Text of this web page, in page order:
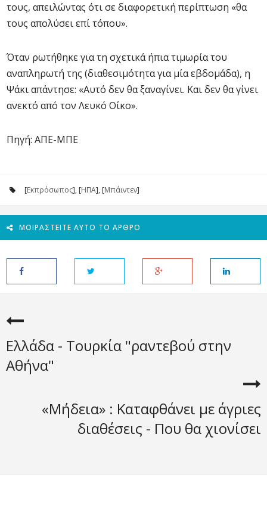
τους, απειλώντας ότι σε διαφορετική περίπτωση «θα
τους απολύσει επί τόπου».
Όταν ρωτήθηκε για τη σχετικά ήπια τιμωρία του
αναπληρωτή της (διαθεσιμότητα για μία εβδομάδα), η
Ψάκι απάντησε: «Αυτό δεν θα ξαναγίνει. Και δεν θα γίνει
ανεκτό από τον Λευκό Οίκο».
Πηγή: ΑΠΕ-ΜΠΕ
[Εκπρόσωπος], [ΗΠΑ], [Μπάιντεν]
ΜΟΙΡΑΣΤΕΊΤΕ ΑΥΤΌ ΤΟ ΆΡΘΡΟ
Ελλάδα - Τουρκία "ραντεβού στην
Αθήνα"
«Μήδεια» : Καταφθάνει με άγριες
διαθέσεις - Που θα χιονίσει